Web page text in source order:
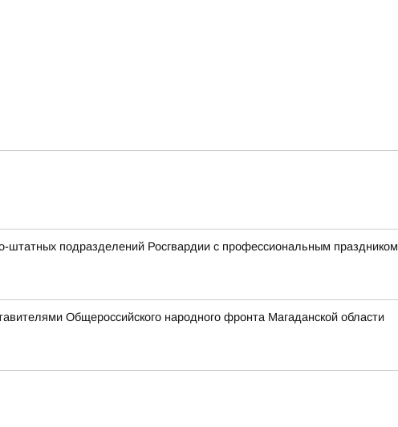
штатных подразделений Росгвардии с профессиональным праздником
Общероссийского народного фронта Магаданской области